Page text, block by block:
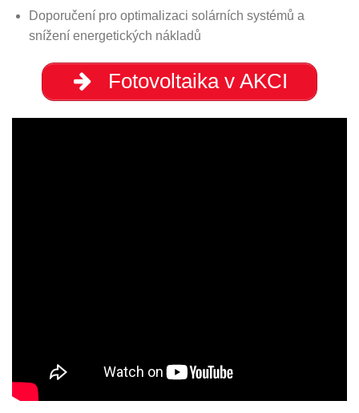
Doporučení pro optimalizaci solárních systémů a
snížení energetických nákladů
Fotovoltaika v AKCI